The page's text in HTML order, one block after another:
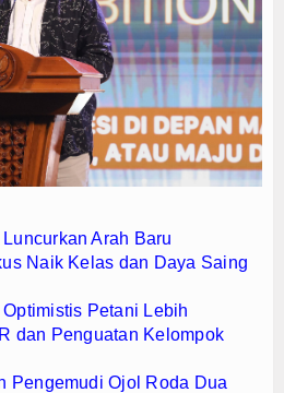
PDIP Warnai Paripurna APBD
Beberkan Hasil Paripurna
Arah Baru
Naik Kelas dan Daya Saing
Petani Lebih
dan Penguatan Kelompok
Pengemudi Ojol Roda Dua